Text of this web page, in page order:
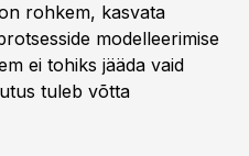
rohkem, kasvata
modelleerimise
ei tohiks jääda vaid
tuleb võtta